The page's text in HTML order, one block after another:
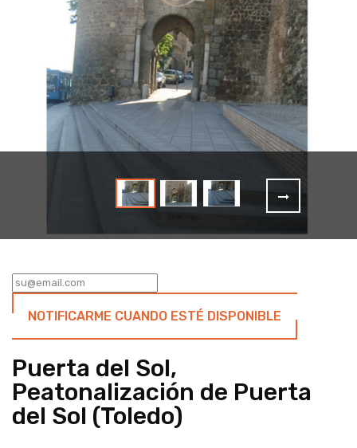
NOTIFICARME CUANDO ESTÉ DISPONIBLE
Puerta del Sol,
Peatonalización de Puerta
del Sol (Toledo)